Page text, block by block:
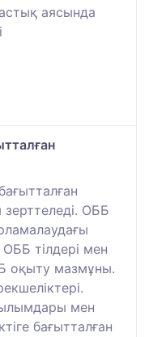
аясында
ОББ
ОББ тілдері мен
оқыту мазмұны.
мен
бағытталған